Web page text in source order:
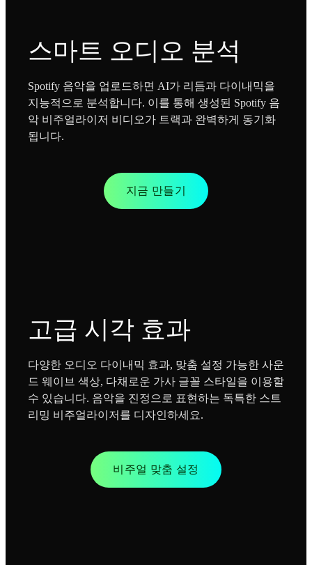
스마트 오디오 분석
Spotify 음악을 업로드하면 AI가 리듬과 다이내믹을
지능적으로 분석합니다. 이를 통해 생성된 Spotify 음
악 비주얼라이저 비디오가 트랙과 완벽하게 동기화
됩니다.
지금 만들기
고급 시각 효과
다양한 오디오 다이내믹 효과, 맞춤 설정 가능한 사운
드 웨이브 색상, 다채로운 가사 글꼴 스타일을 이용할
수 있습니다. 음악을 진정으로 표현하는 독특한 스트
리밍 비주얼라이저를 디자인하세요.
비주얼 맞춤 설정